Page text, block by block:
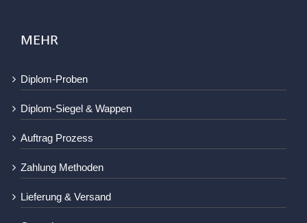
MEHR
Diplom-Proben
Diplom-Siegel & Wappen
Auftrag Prozess
Zahlung Methoden
Lieferung & Versand